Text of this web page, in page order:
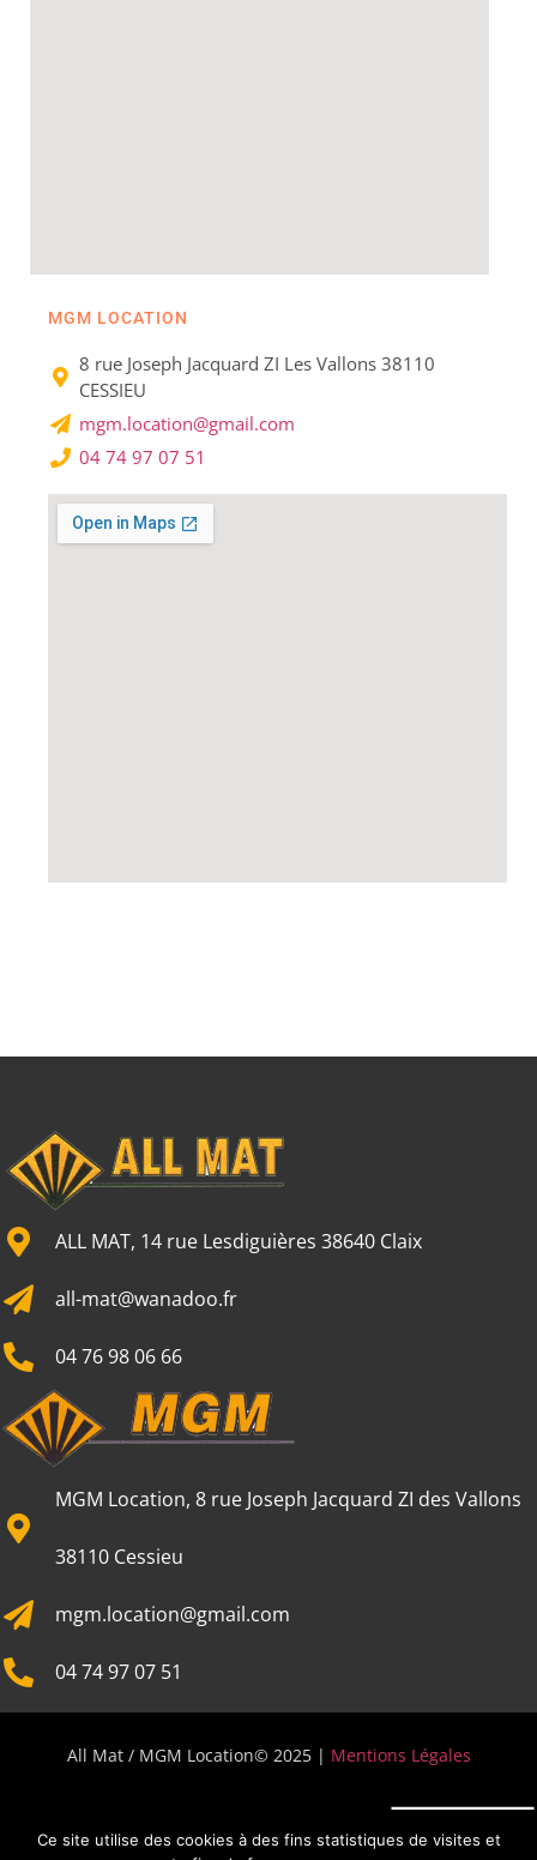
MGM LOCATION
8 rue Joseph Jacquard ZI Les Vallons 38110
CESSIEU​
mgm.location@gmail.com
04 74 97 07 51
ALL MAT, 14 rue Lesdiguières 38640 Claix
all-mat@wanadoo.fr
04 76 98 06 66
MGM Location, 8 rue Joseph Jacquard ZI des Vallons
38110 Cessieu
mgm.location@gmail.com
04 74 97 07 51
All Mat / MGM Location© 2025 | Mentions Légales
Ce site utilise des cookies à des fins statistiques de visites et